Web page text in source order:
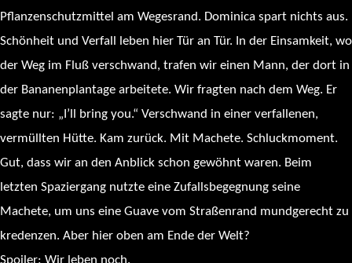
Pflanzenschutzmittel am Wegesrand. Dominica spart nichts aus.
Schönheit und Verfall leben hier Tür an Tür. In der Einsamkeit, wo
der Weg im Fluß verschwand, trafen wir einen Mann, der dort in
der Bananenplantage arbeitete. Wir fragten nach dem Weg. Er
sagte nur: „I’ll bring you.“ Verschwand in einer verfallenen,
vermüllten Hütte. Kam zurück. Mit Machete. Schluckmoment.
Gut, dass wir an den Anblick schon gewöhnt waren. Beim
letzten Spaziergang nutzte eine Zufallsbegegnung seine
Machete, um uns eine Guave vom Straßenrand mundgerecht zu
kredenzen. Aber hier oben am Ende der Welt?
Spoiler: Wir leben noch.